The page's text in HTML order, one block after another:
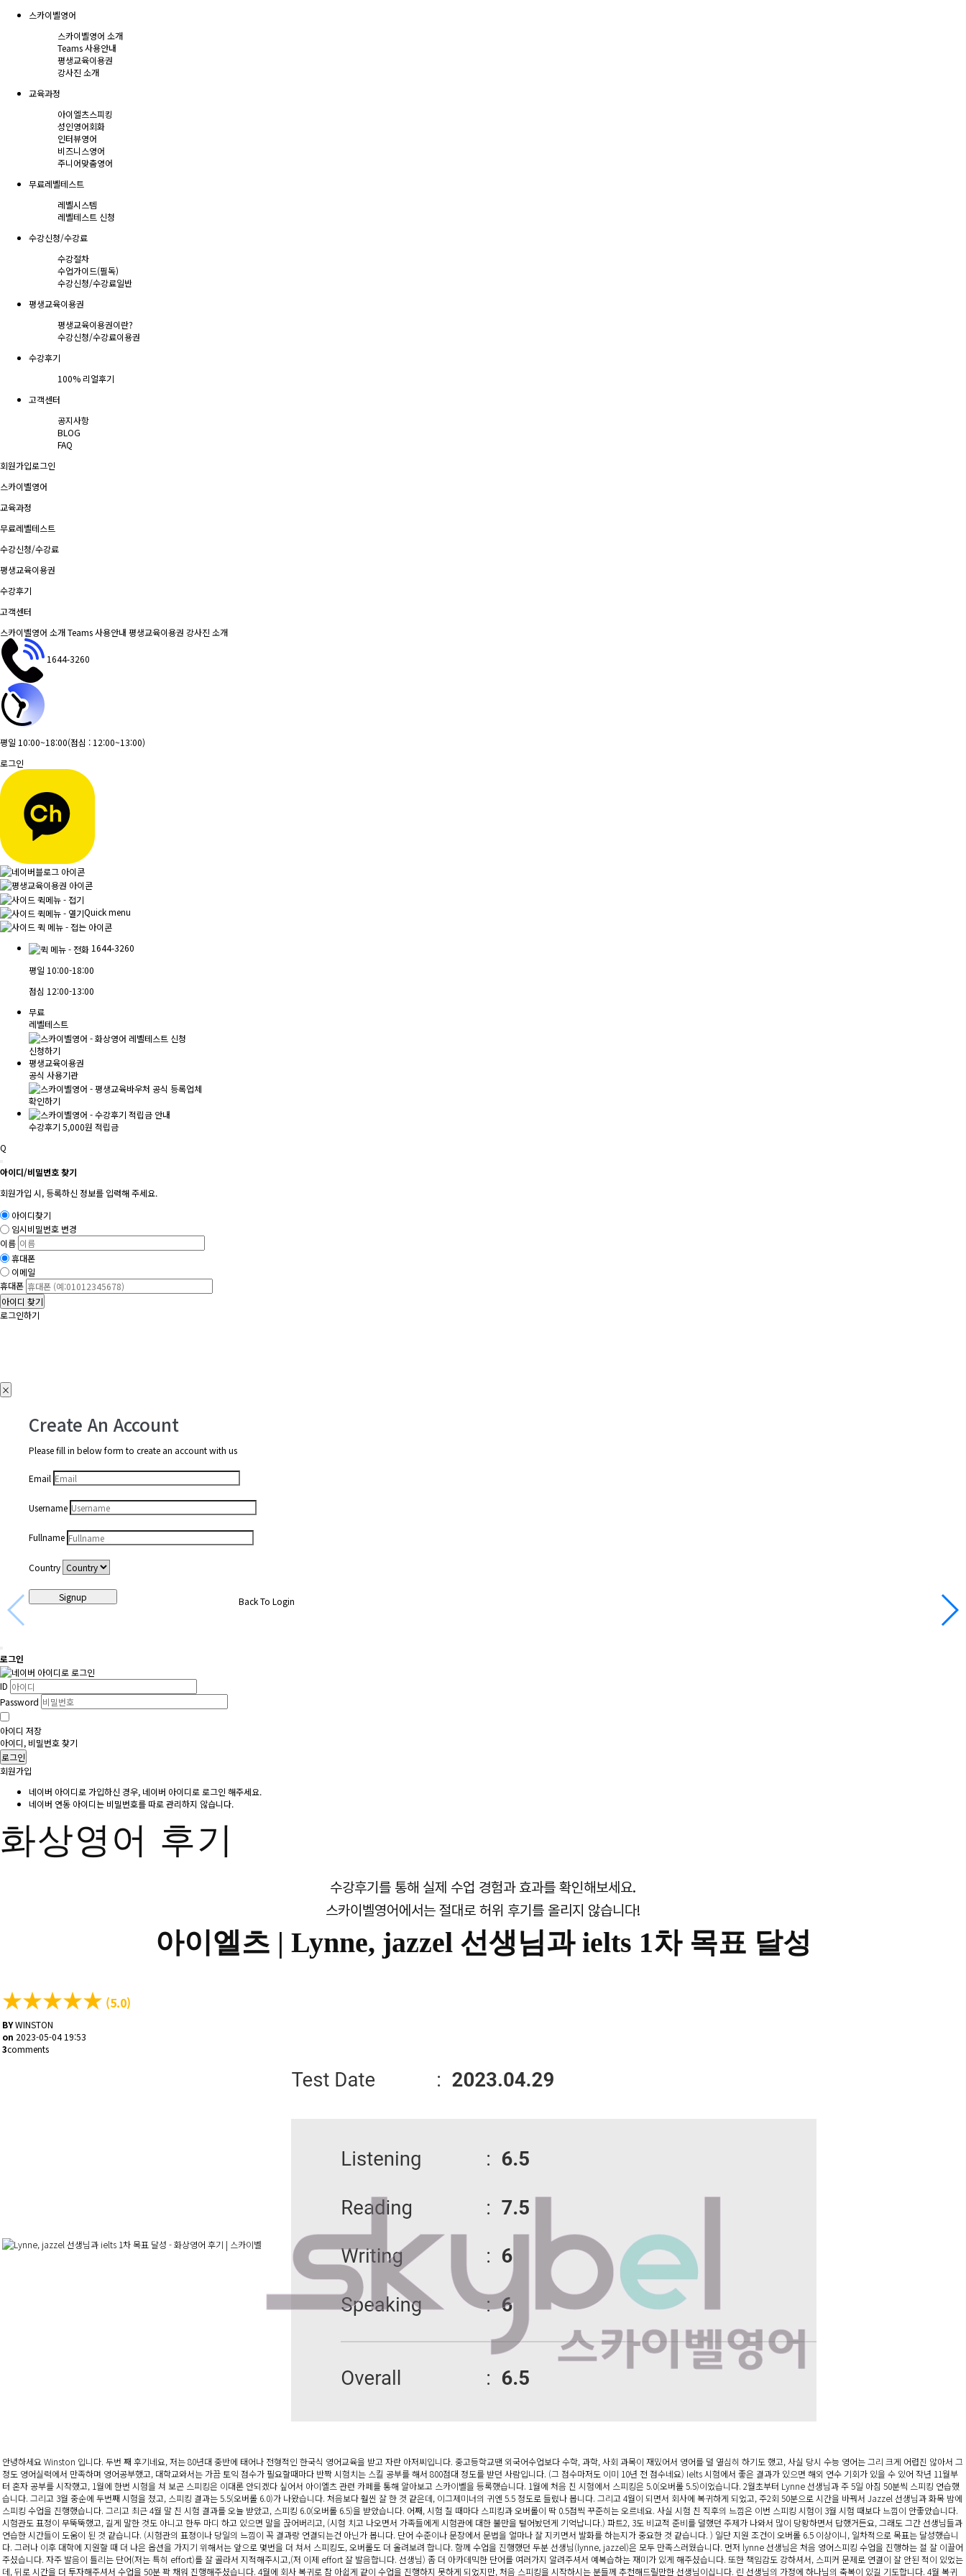
스카이벨영어
스카이벨영어 소개
Teams 사용안내
평생교육이용권
강사진 소개
교육과정
아이엘츠스피킹
성인영어회화
인터뷰영어
비즈니스영어
주니어맞춤영어
무료레벨테스트
레벨시스템
레벨테스트 신청
수강신청/수강료
수강절차
수업가이드(필독)
수강신청/수강료일반
평생교육이용권
평생교육이용권이란?
수강신청/수강료이용권
수강후기
100% 리얼후기
고객센터
공지사항
BLOG
FAQ
회원가입로그인
스카이벨영어
교육과정
무료레벨테스트
수강신청/수강료
평생교육이용권
수강후기
고객센터
스카이벨영어 소개Teams 사용안내 평생교육이용권 강사진 소개
1644-3260
평일 10:00~18:00(점심 : 12:00~13:00)
로그인
Quick menu
1644-3260
평일 10:00-18:00
점심 12:00-13:00
무료
레벨테스트
신청하기
평생교육이용권
공식 사용기관
확인하기
수강후기 5,000원 적립금
Q
아이디/비밀번호 찾기
회원가입 시, 등록하신 정보를 입력해 주세요.
아이디찾기
임시비밀번호 변경
이름
휴대폰
이메일
휴대폰
아이디 찾기
로그인하기
×
Create An Account
Please fill in below form to create an account with us
Email
Username
Fullname
Country
Signup Back To Login
로그인
ID
Password
아이디 저장
아이디, 비밀번호 찾기
로그인
회원가입
네이버 아이디로 가입하신 경우, 네이버 아이디로 로그인 해주세요.
네이버 연동 아이디는 비밀번호를 따로 관리하지 않습니다.
화상영어 후기
수강후기를 통해 실제 수업 경험과 효과를 확인해보세요.
스카이벨영어에서는 절대로 허위 후기를 올리지 않습니다!
아이엘츠 | Lynne, jazzel 선생님과 ielts 1차 목표 달성
★★★★★ (5.0)
BYWINSTON
on 2023-05-04 19:53
3comments
안녕하세요 Winston 입니다. 두번 째 후기네요, 저는 80년대 중반에 태어나 전형적인 한국식 영어교육을 받고 자란 아저씨입니다. 중고등학교땐 외국어수업보다 수학, 과학, 사회 과목이 재밌어서 영어를 덜 열심히 하기도 했고, 사실 당시 수능 영어는 그리 크게 어렵진 않아서 그
정도 영어실력에서 만족하며 영어공부했고, 대학교와서는 가끔 토익 점수가 필요할때마다 반짝 시험치는 스킬 공부를 해서 800점대 정도를 받던 사람입니다. (그 점수마저도 이미 10년 전 점수네요) Ielts 시험에서 좋은 결과가 있으면 해외 연수 기회가 있을 수 있어 작년 11월부
터 혼자 공부를 시작했고, 1월에 한번 시험을 쳐 보곤 스피킹은 이대론 안되겠다 싶어서 아이엘츠 관련 카페를 통해 알아보고 스카이벨을 등록했습니다. 1월에 처음 친 시험에서 스피킹은 5.0(오버롤 5.5)이었습니다. 2월초부터 Lynne 선생님과 주 5일 아침 50분씩 스피킹 연습했
습니다. 그리고 3월 중순에 두번째 시험을 쳤고, 스피킹 결과는 5.5(오버롤 6.0)가 나왔습니다. 처음보다 훨씬 잘 한 것 같은데, 이그제미너의 귀엔 5.5 정도로 들렸나 봅니다. 그리고 4월이 되면서 회사에 복귀하게 되었고, 주2회 50분으로 시간을 바꿔서 Jazzel 선생님과 화목 밤에
스피킹 수업을 진행했습니다. 그리고 최근 4월 말 친 시험 결과를 오늘 받았고, 스피킹 6.0(오버롤 6.5)을 받았습니다. 어째, 시험 칠 때마다 스피킹과 오버롤이 딱 0.5점씩 꾸준히는 오르네요. 사실 시험 친 직후의 느낌은 이번 스피킹 시험이 3월 시험 때보다 느낌이 안좋았습니다.
시험관도 표정이 무뚝뚝했고, 길게 말한 것도 아니고 한두 마디 하고 있으면 말을 끊어버리고, (시험 치고 나오면서 가족들에게 시험관에 대한 불만을 털어놨던게 기억납니다.) 파트2, 3도 비교적 준비를 덜했던 주제가 나와서 많이 당황하면서 답했거든요, 그래도 그간 선생님들과
연습한 시간들이 도움이 된 것 같습니다. (시험관의 표정이나 당일의 느낌이 꼭 결과랑 연결되는건 아닌가 봅니다. 단어 수준이나 문장에서 문법을 얼마나 잘 지키면서 발화를 하는지가 중요한 것 같습니다. ) 일단 지원 조건이 오버롤 6.5 이상이니, 일차적으로 목표는 달성했습니
다. 그러나 이후 대학에 지원할 때 더 나은 옵션을 가지기 위해서는 앞으로 몇번을 더 쳐서 스피킹도, 오버롤도 더 올려보려 합니다. 함께 수업을 진행했던 두분 선생님(lynne, jazzel)은 모두 만족스러웠습니다. 먼저 lynne 선생님은 처음 영어스피킹 수업을 진행하는 절 잘 이끌어
주셨습니다. 자주 발음이 틀리는 단어(저는 특히 effort)를 잘 골라서 지적해주시고,(저 이제 effort 잘 발음합니다. 선생님) 좀 더 아카데믹한 단어를 여러가지 알려주셔서 예복습하는 재미가 있게 해주셨습니다. 또한 책임감도 강하셔서, 스피커 문제로 연결이 잘 안된 적이 있었는
데, 뒤로 시간을 더 투자해주셔서 수업을 50분 꽉 채워 진행해주셨습니다. 4월에 회사 복귀로 참 아쉽게 같이 수업을 진행하지 못하게 되었지만, 처음 스피킹을 시작하시는 분들께 추천해드릴만한 선생님이십니다. 린 선생님의 가정에 하나님의 축복이 있길 기도합니다. 4월 복귀